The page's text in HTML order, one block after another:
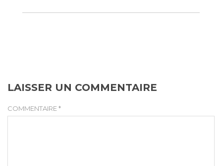
LAISSER UN COMMENTAIRE
COMMENTAIRE *